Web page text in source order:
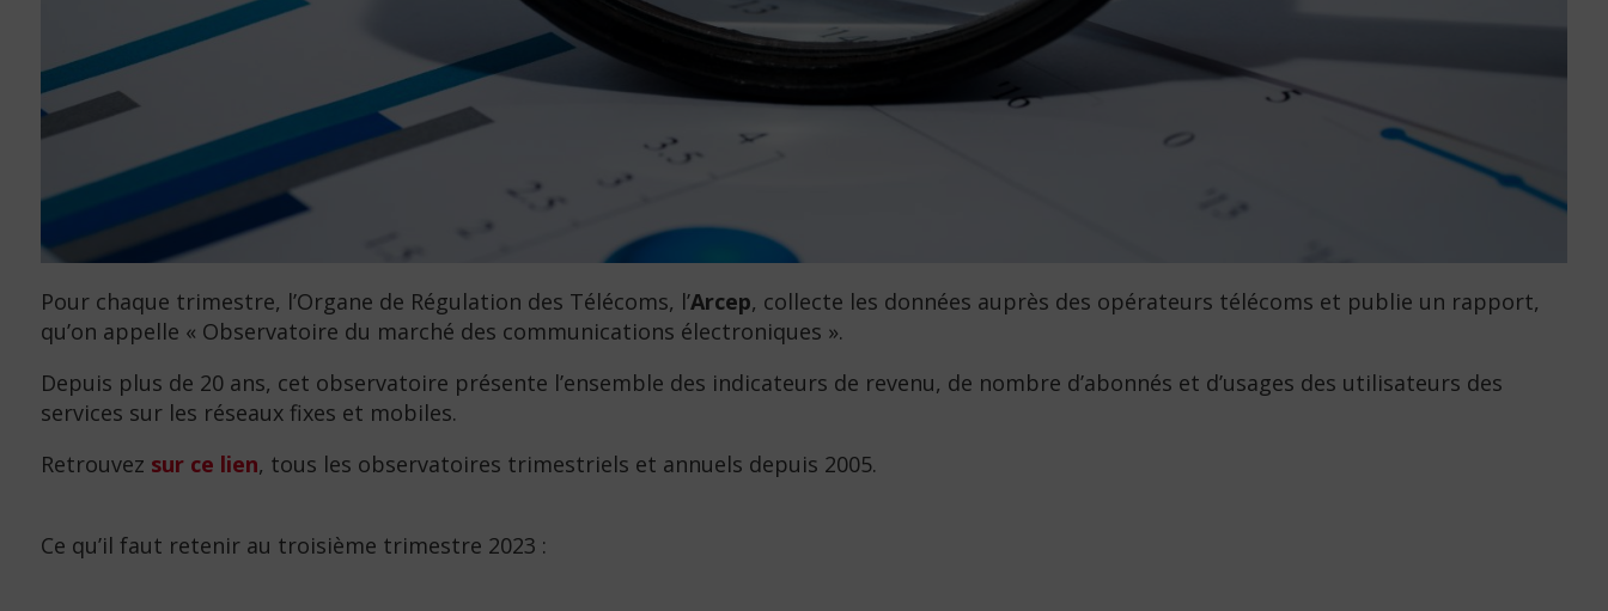
Pour chaque trimestre, l’Organe de Régulation des Télécoms, l’Arcep, collecte les données auprès des opérateurs télécoms et publie un rapport,
qu’on appelle « Observatoire du marché des communications électroniques ».
Depuis plus de 20 ans, cet observatoire présente l’ensemble des indicateurs de revenu, de nombre d’abonnés et d’usages des utilisateurs des
services sur les réseaux fixes et mobiles.
Retrouvez sur ce lien, tous les observatoires trimestriels et annuels depuis 2005.
Ce qu’il faut retenir au troisième trimestre 2023 :